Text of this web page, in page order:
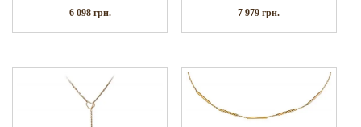
6 098 грн. 7 979грн.